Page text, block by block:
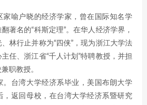
家喻户晓的经济学家，曾在国际知名学
著名的“科斯定理”。在华人经济学界，
林行止并称为“四侠”，现为浙江大学法
任、浙江省“千人计划”特聘教授，并担
职教授。
。台湾大学经济系毕业，美国布朗大学
，返回母校，在台湾大学经济系暨研究